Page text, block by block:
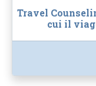
Travel
cui il